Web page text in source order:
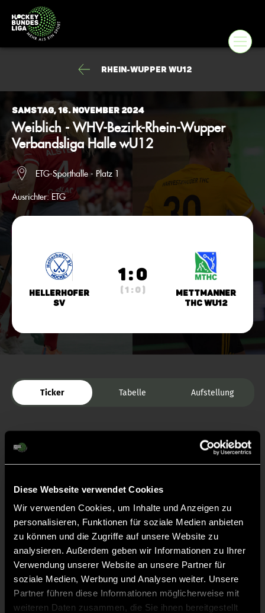
Diese Webseite verwendet Cookies
Wir verwenden Cookies, um Inhalte und Anzeigen zu
personalisieren, Funktionen für soziale Medien anbieten
zu können und die Zugriffe auf unsere Website zu
analysieren. Außerdem geben wir Informationen zu Ihrer
Verwendung unserer Website an unsere Partner für
soziale Medien, Werbung und Analysen weiter. Unsere
Partner führen diese Informationen möglicherweise mit
weiteren Daten zusammen, die Sie ihnen bereitgestellt
Rhein-Wupper wU12
Samstag, 16. November 2024
Weiblich - WHV-Bezirk-Rhein-Wupper
Verbandsliga Halle wU12
ETG-Sporthalle - Platz 1
Ausrichter:ETG
Hellerhofer
SV
1 : 0
( 1 : 0 )
Mettmanner
THC wU12
Ticker Tabelle Aufstellung
Liveticker
20'
Abpfiff
Spiel beendet
18' TOR 1:0, FELDTOR